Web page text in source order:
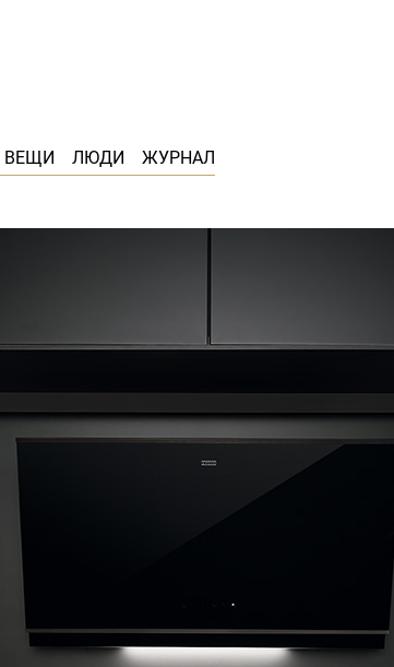
ВЕЩИ ЛЮДИ ЖУРНАЛ